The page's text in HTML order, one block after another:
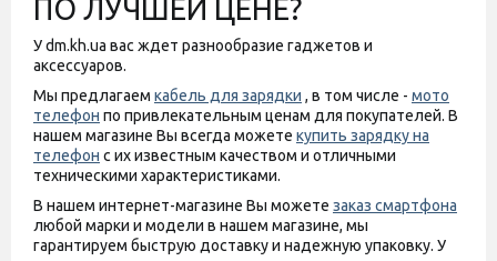
ПО ЛУЧШЕЙ ЦЕНЕ?
У dm.kh.ua вас ждет разнообразие гаджетов и
аксессуаров.
Мы предлагаем кабель для зарядки , в том числе - мото
телефон по привлекательным ценам для покупателей. В
нашем магазине Вы всегда можете купить зарядку на
телефон с их известным качеством и отличными
техническими характеристиками.
В нашем интернет-магазине Вы можете заказ смартфона
любой марки и модели в нашем магазине, мы
гарантируем быструю доставку и надежную упаковку. У